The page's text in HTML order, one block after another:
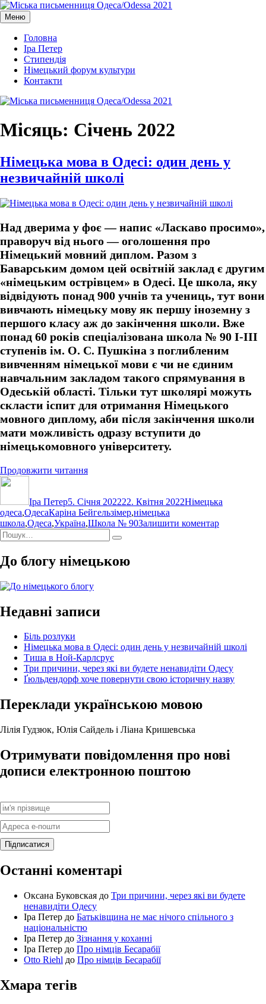
Перейти
до
вмісту
Міська письменниця Одеса/Odessa 2021
Міська письменниця Одеса/Odessa 2021
Меню
Головна
Іра Петер
Стипендія
Німецький форум культури
Контакти
Місяць: Січень 2022
Німецька мова в Одесі: один день у
незвичайній школі
Над дверима у фоє — напис «Ласкаво просимо»,
праворуч від нього — оголошення про
Німецький мовний диплом. Разом з
Баварським домом цей освітній заклад є другим
«німецьким острівцем» в Одесі. Це школа, яку
відвідують понад 900 учнів та учениць, тут вони
вивчають німецьку мову як першу іноземну з
першого класу аж до закінчення школи. Вже
понад 60 років спеціалізована школа № 90 І-ІІІ
ступенів ім. О. С. Пушкіна з поглибленим
вивченням німецької мови є чи не єдиним
навчальним закладом такого спрямування в
Одеській області. Тільки тут школярі можуть
скласти іспит для отримання Німецького
мовного диплому, аби після закінчення школи
мати можливість одразу вступити до
німецькомовного університету.
Продовжити читання“Німецька
Одесі:
один
день
незвичайній
Іра Петер5. Січня 202222. Квітня 2022Німецька
одеса,ОдесаПозначки
Каріна Бейгельзімер,німецька
школа,Одеса,Україна,Школа № 90Залишити коментардо
Пошук
за
запитом:
Шукати
До блогу німецькою
Недавні записи
Біль розлуки
Німецька мова в Одесі: один день у незвичайній школі
Тиша в Ной-Карлсрує
Три причини, через які ви будете ненавидіти Одесу
Ґюльдендорф хоче повернути свою історичну назву
Переклади українською мовою
Лілія Гудзюк, Юлія Сайдель і Ліана Кришевська
Отримувати повідомлення про нові
дописи електронною поштою
Останні коментарі
Оксана Буковская до Три причини, через які ви будете
ненавидіти Одесу
Іра Петер до Батьківщина не має нічого спільного з
національністю
Іра Петер до Зізнання у коханні
Іра Петер до Про німців Бесарабії
Otto Riehl до Про німців Бесарабії
Хмара тегів